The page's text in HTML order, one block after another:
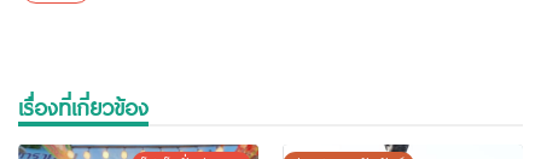
เรื่องที่เกี่ยวข้อง